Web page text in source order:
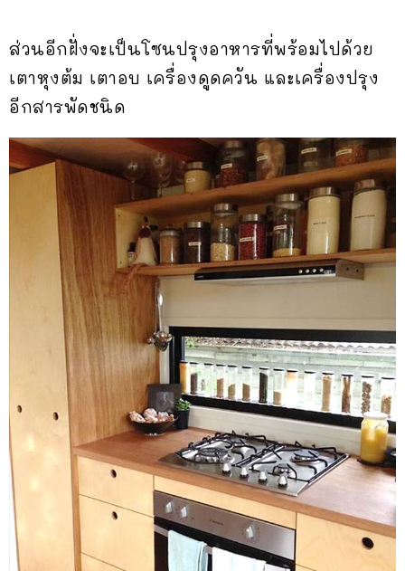
ส่วนอีกฝั่งจะเป็นโซนปรุงอาหารที่พร้อมไปด้วย
เตาหุงต้ม เตาอบ เครื่องดูดควัน และเครื่องปรุง
อีกสารพัดชนิด